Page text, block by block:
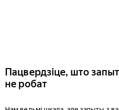
Пацвердзіце, што
не робат